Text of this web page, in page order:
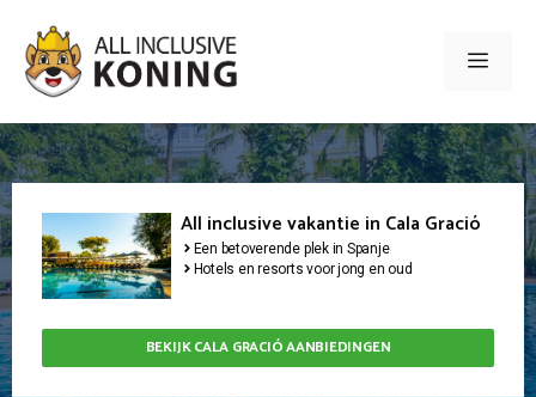
naar
inhoud
Menu
All inclusive vakantie in Cala Gració
Een betoverende plek in Spanje
Hotels en resorts voor jong en oud
BEKIJK CALA GRACIÓ AANBIEDINGEN